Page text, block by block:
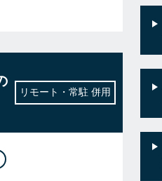
リモート・常駐 併用